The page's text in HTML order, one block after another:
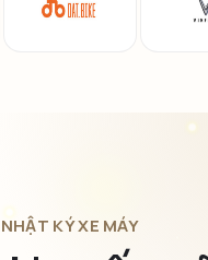
NHẬT KÝ XE MÁY